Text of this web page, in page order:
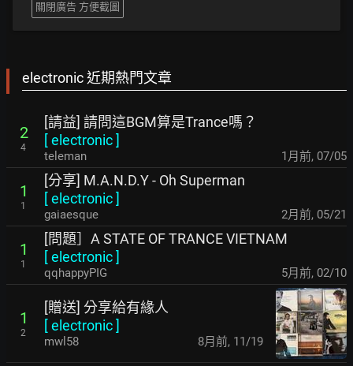
關閉廣告 方便截圖
electronic 近期熱門文章
2
4
[請益] 請問這BGM算是Trance嗎？
[electronic]
teleman 1月前, 07/05
1
1
[分享] M.A.N.D.Y - Oh Superman
[electronic]
gaiaesque 2月前, 05/21
1
1
[問題］A STATE OF TRANCE VIETNAM
[electronic]
qqhappyPIG 5月前, 02/10
1
2
[贈送] 分享給有緣人
[electronic]
mwl58 8月前, 11/19